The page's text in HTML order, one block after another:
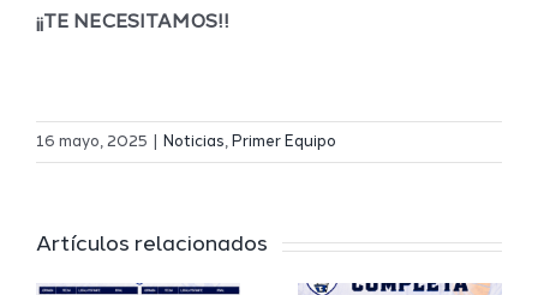
¡¡TE NECESITAMOS!!
16 mayo, 2025 Noticias, Primer Equipo
Artículos relacionados
El Melilla
del
Deporte
FEB y la